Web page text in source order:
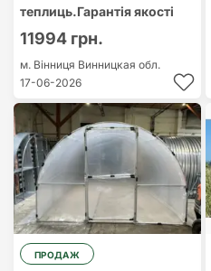
теплиць.Гарантія якості
11994 грн.
м. Вінниця Винницкая обл.
17-06-2026
ПРОДАЖ